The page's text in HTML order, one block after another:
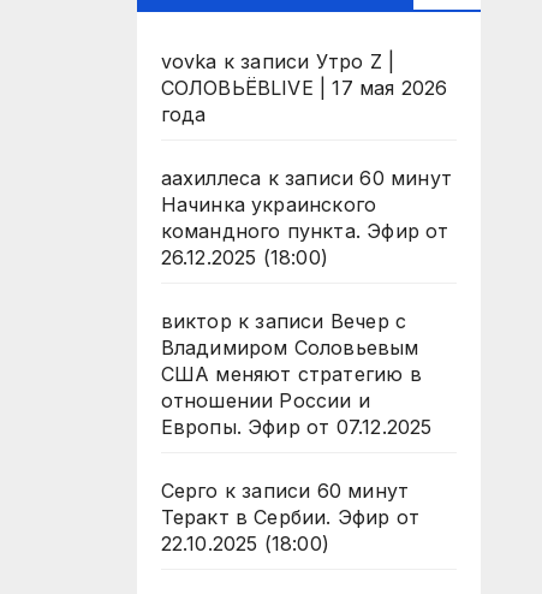
vovka к записи Утро Z |
СОЛОВЬЁВLIVE | 17 мая 2026
года
аахиллеса к записи60 минут
Начинка украинского
командного пункта. Эфир от
26.12.2025 (18:00)
виктор к записи Вечер с
Владимиром Соловьевым
США меняют стратегию в
отношении России и
Европы. Эфир от 07.12.2025
Серго к записи 60 минут
Теракт в Сербии. Эфир от
22.10.2025 (18:00)